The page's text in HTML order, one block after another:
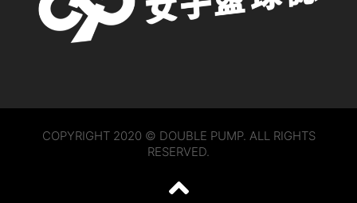
COPYRIGHT 2020 © DOUBLE PUMP. ALL RIGHTS
RESERVED.